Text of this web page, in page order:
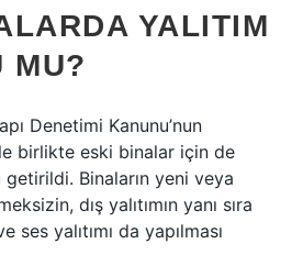
YALITIM
MU?
Denetimi Kanunu’nun
birlikte eski binalar için de
getirildi. Binaların yeni veya
dış yalıtımın yanı sıra
ses yalıtımı da yapılması